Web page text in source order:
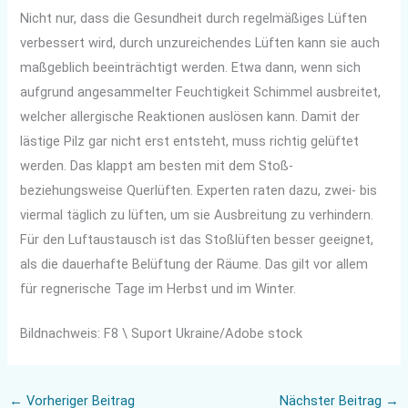
Nicht nur, dass die Gesundheit durch regelmäßiges Lüften
verbessert wird, durch unzureichendes Lüften kann sie auch
maßgeblich beeinträchtigt werden. Etwa dann, wenn sich
aufgrund angesammelter Feuchtigkeit Schimmel ausbreitet,
welcher allergische Reaktionen auslösen kann. Damit der
lästige Pilz gar nicht erst entsteht, muss richtig gelüftet
werden. Das klappt am besten mit dem Stoß-
beziehungsweise Querlüften. Experten raten dazu, zwei- bis
viermal täglich zu lüften, um sie Ausbreitung zu verhindern.
Für den Luftaustausch ist das Stoßlüften besser geeignet,
als die dauerhafte Belüftung der Räume. Das gilt vor allem
für regnerische Tage im Herbst und im Winter.
Bildnachweis: F8 \ Suport Ukraine/Adobe stock
← Vorheriger Beitrag Nächster Beitrag →